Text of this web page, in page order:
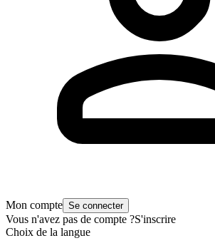
Mon compte Se connecter
Vous n'avez pas de compte ?S'inscrire
Choix de la langue